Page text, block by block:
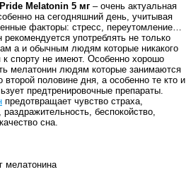
Melatonin 5 мг – очень актуальная
на сегодняшний день, учитывая
факторы: стресс, переутомление…
рекомендуется употреблять не только
а и обычным людям которые никакого
к спорту не имеют. Особенно хорошо
мелатонин людям которые занимаются
второй половине дня, а особенно те кто и
предтренировочные препараты.
предотвращает чувство страха,
раздражительность, беспокойство,
сна.
мелатонина